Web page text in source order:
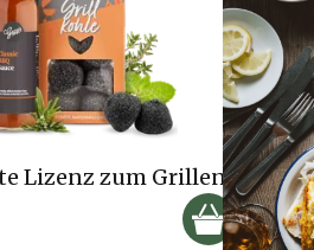
Lizenz zum Grillen